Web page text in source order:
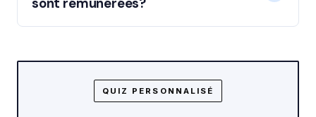
sont rémunérées?
QUIZ PERSONNALISÉ